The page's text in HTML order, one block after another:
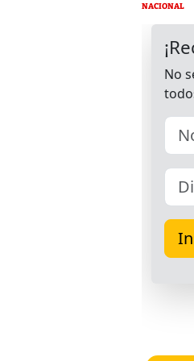
NACIONAL